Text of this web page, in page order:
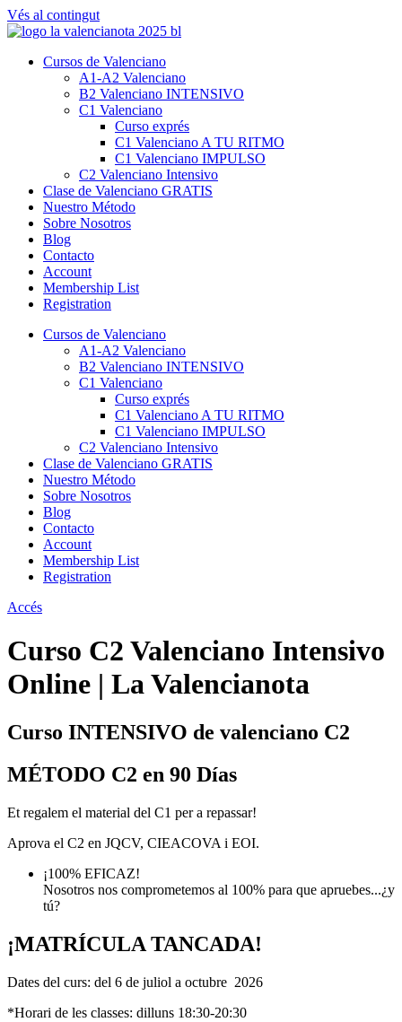
Vés al contingut
Cursos de Valenciano
A1-A2 Valenciano
B2 Valenciano INTENSIVO
C1 Valenciano
Curso exprés
C1 Valenciano A TU RITMO
C1 Valenciano IMPULSO
C2 Valenciano Intensivo
Clase de Valenciano GRATIS
Nuestro Método
Sobre Nosotros
Blog
Contacto
Account
Membership List
Registration
Cursos de Valenciano
A1-A2 Valenciano
B2 Valenciano INTENSIVO
C1 Valenciano
Curso exprés
C1 Valenciano A TU RITMO
C1 Valenciano IMPULSO
C2 Valenciano Intensivo
Clase de Valenciano GRATIS
Nuestro Método
Sobre Nosotros
Blog
Contacto
Account
Membership List
Registration
Accés
Curso C2 Valenciano Intensivo
Online | La Valencianota
Curso INTENSIVO de valenciano C2
MÉTODO C2 en 90 Días
Et regalem el material del C1 per a repassar!
Aprova el C2 en JQCV, CIEACOVA i EOI.
¡100% EFICAZ!
Nosotros nos comprometemos al 100% para que apruebes...¿y
tú?
¡MATRÍCULA TANCADA!
Dates del curs: del 6 de juliol a octubre 2026
*Horari de les classes: dilluns 18:30-20:30